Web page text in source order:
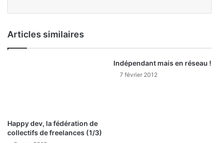
Articles similaires
Happy dev, la fédération de
collectifs de freelances (1/3)
Indépendant mais en réseau !
7 février 2012